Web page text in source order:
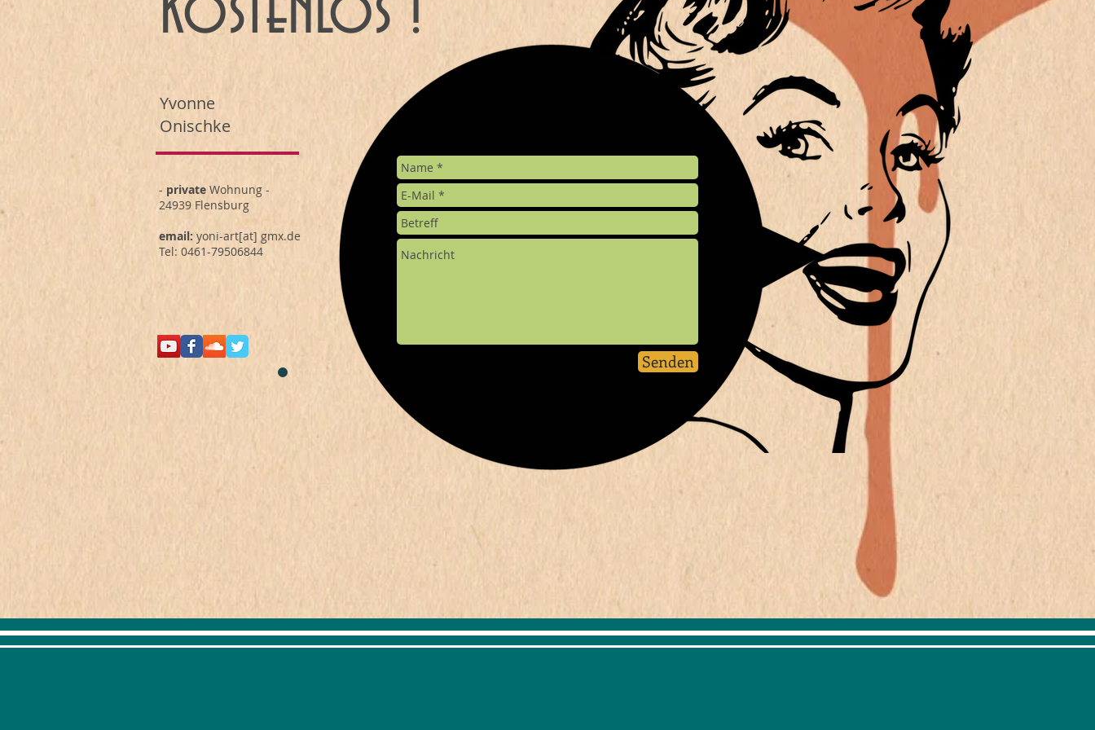
Yvonne
Onischke
- private Wohnung -
24939 Flensburg
email: yoni-art[at] gmx.de
Tel: 0461-79506844
Senden